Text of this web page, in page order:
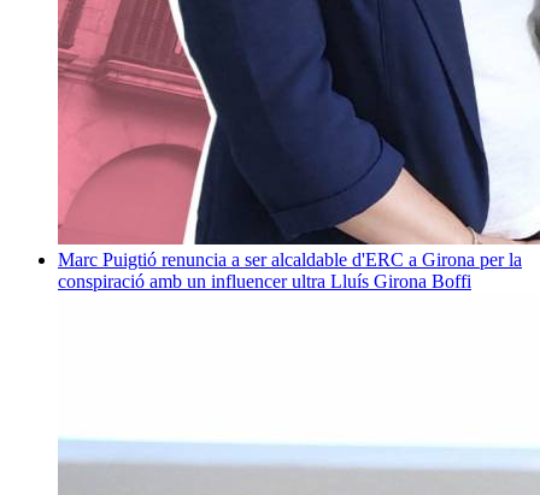
Marc Puigtió renuncia a ser alcaldable d'ERC a Girona per la
conspiració amb un influencer ultra Lluís Girona Boffi